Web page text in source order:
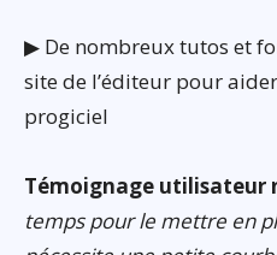
▶ De nombreux tutos et
site de l’éditeur pour
progiciel
Témoignage utilisateur
temps pour le mettre en